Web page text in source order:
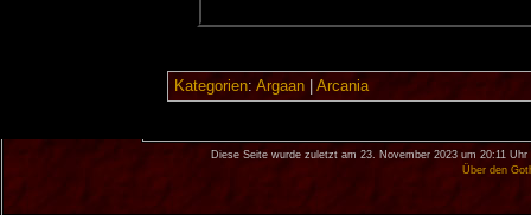
Kategorien: Argaan| Arcania
Diese Seite wurde zuletzt am 23. November 2023 um 20:11 Uhr
Über den